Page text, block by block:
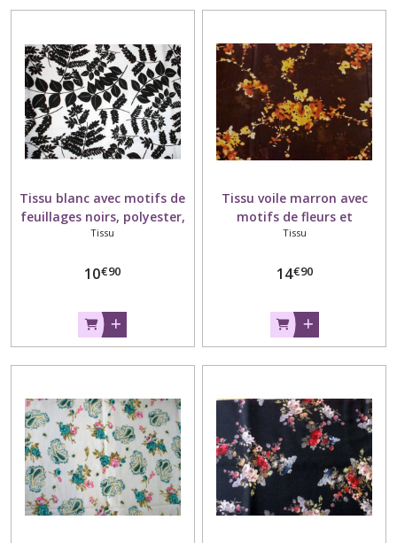
Tissu blanc avec motifs de
feuillages noirs, polyester,
laize 110 cm.
Tissu
10€90
Tissu voile marron avec
motifs de fleurs et
branchages roux, jaunes et
cm.
Tissu
14€90
Ecussons
(20)
Plumes
(13)
(2)
à
couture
(7)
Elastiques
(4)